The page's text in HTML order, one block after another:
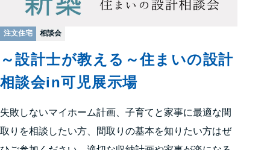
注文住宅 相談会
～設計士が教える～住まいの設計
相談会in可児展示場
失敗しないマイホーム計画、子育てと家事に最適な間
取りを相談したい方、間取りの基本を知りたい方はぜ